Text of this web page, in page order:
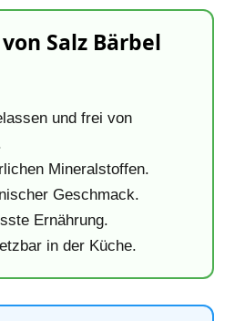
Salz Bärbel
und frei von
Mineralstoffen.
Geschmack.
Ernährung.
in der Küche.